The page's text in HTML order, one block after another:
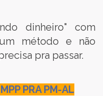
dinheiro" com
método e não
pra passar.
PRA PM-AL